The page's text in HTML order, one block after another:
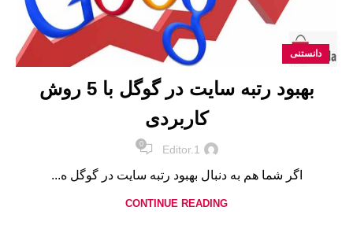
دانستنی
بهبود رتبه سایت در گوگل با 5 روش
کاربردی
Editor.1
0
اگر شما هم به دنبال بهبود رتبه سایت در گوگل ه...
CONTINUE READING